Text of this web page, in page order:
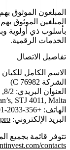
المبلغون الموثوق
المبلغين الموثوق
الخدمات الرقمية.
تفاصيل الاتصال
الشركة C 76982)
STJ 4011, Malta
الهاتف: +356-2033-01-78
البريد الإلكتروني:
تتوفر قائمة بجميع
contacts/